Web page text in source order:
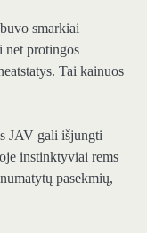
smarkiai
net protingos
Tai kainuos
JAV gali išjungti
instinktyviai rems
pasekmių,